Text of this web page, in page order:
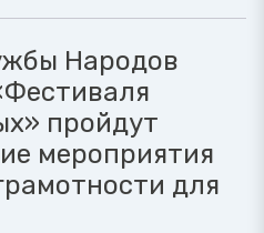
Народов
пройдут
мероприятия
для